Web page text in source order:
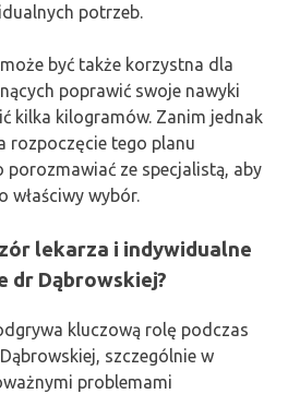
potrzeb.
być także korzystna dla
poprawić swoje nawyki
kilka kilogramów. Zanim jednak
rozpoczęcie tego planu
ze specjalistą, aby
właściwy wybór.
lekarza i indywidualne
dr Dąbrowskiej?
kluczową rolę podczas
szczególnie w
problemami